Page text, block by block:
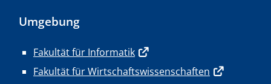
Umgebung
Fakultät für Informatik
Fakultät für Wirtschaftswissenschaften